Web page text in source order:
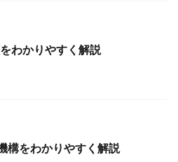
わかりやすく解説
構をわかりやすく解説